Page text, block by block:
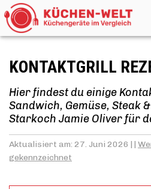
KONTAKTGRILL
Hier findest du einige
Sandwich, Gemüse, Steak
Starkoch Jamie Oliver für
Aktualisiert am: 27. Juni 2026 | |
gekennzeichnet